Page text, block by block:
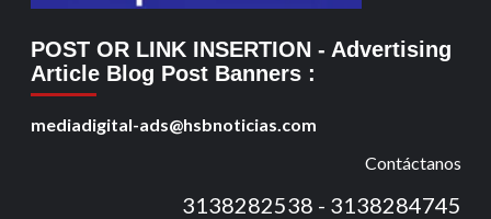
POST OR LINK INSERTION - Advertising
Article Blog Post Banners :
mediadigital-ads@hsbnoticias.com
Contáctanos
3138282538 - 3138284745